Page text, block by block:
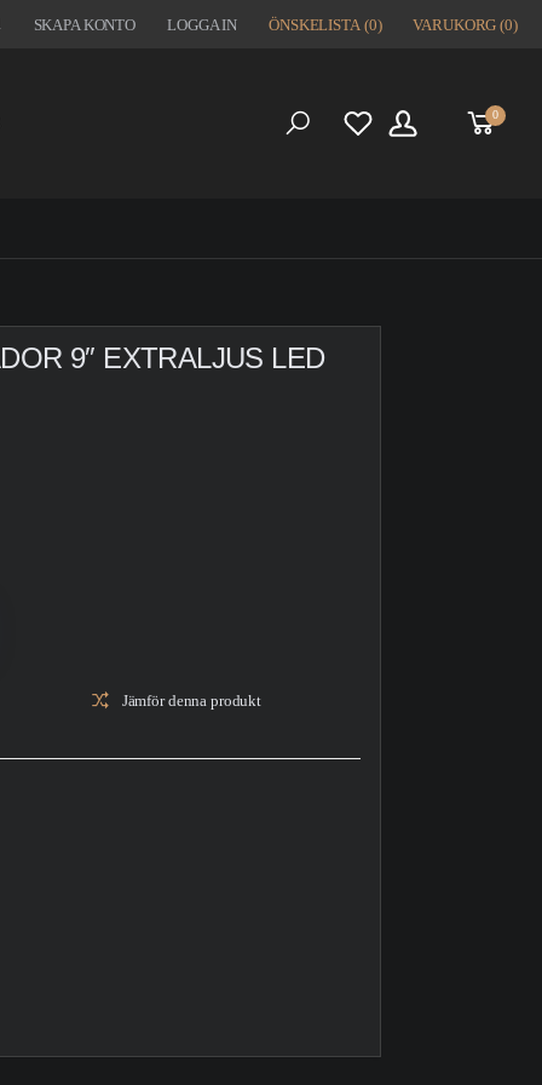
SKAPA KONTO LOGGA IN ÖNSKELISTA (0) VARUKORG (0)
0
9″ EXTRALJUS LED
Jämför denna produkt